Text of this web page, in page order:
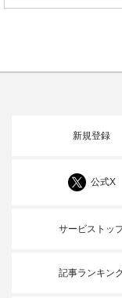
新規登録
公式X
サービストッ
記事ランキン